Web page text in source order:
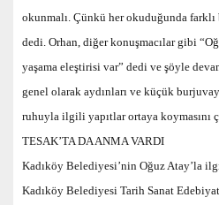
okunmalı. Çünkü her okuduğunda farklı
dedi. Orhan, diğer konuşmacılar gibi
yaşama eleştirisi var” dedi ve şöyle
genel olarak aydınları ve küçük
ruhuyla ilgili yapıtlar ortaya koymasını
TESAK’TA DA ANMA VARDI
Kadıköy Belediyesi’nin Oğuz Atay’la
Kadıköy Belediyesi Tarih Sanat